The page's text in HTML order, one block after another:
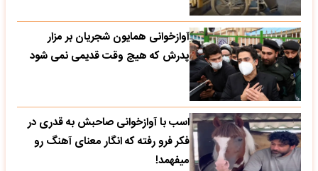
آوازخوانی همایون شجریان بر مزار
پدرش که هیچ وقت قدیمی نمی شود
اسب با آوازخوانی صاحبش به قدری در
فکر فرو رفته که انگار معنای آهنگ رو
میفهمد!